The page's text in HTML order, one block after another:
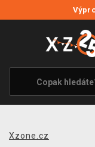
VÝPRODEJ
VIDEOHRY
XZONE
TÉMATIKY
Xzone.cz